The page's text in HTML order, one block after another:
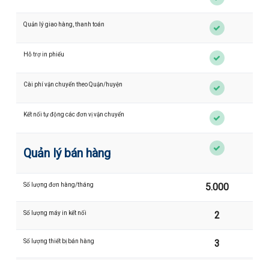
Quản lý giao hàng, thanh toán
Hỗ trợ in phiếu
Cài phí vận chuyển theo Quận/huyện
Kết nối tự động các đơn vị vận chuyển
Quản lý bán hàng
Số lượng đơn hàng/tháng 5.000
Số lượng máy in kết nối 2
Số lượng thiết bị bán hàng 3